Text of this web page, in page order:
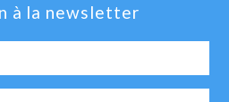
à la newsletter